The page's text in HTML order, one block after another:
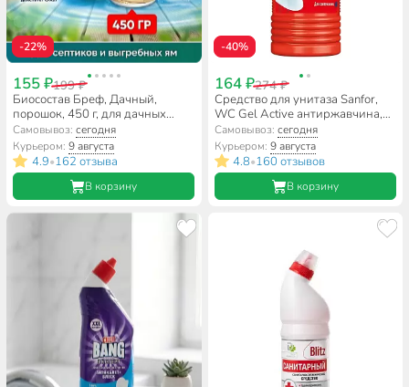
-22%
155 ₽199 ₽
Биосостав Бреф, Дачный,
порошок, 450 г, для дачных
туалетов, 2228553
Самовывоз:сегодня
Курьером:9 августа
4.9•162 отзыва
В корзину
-40%
164 ₽274 ₽
Средство для унитаза Sanfor,
WC Gel Аctive антиржавчина,
гель, 750 мл, 1557
Самовывоз: сегодня
Курьером: 9 августа
4.8•160 отзывов
В корзину